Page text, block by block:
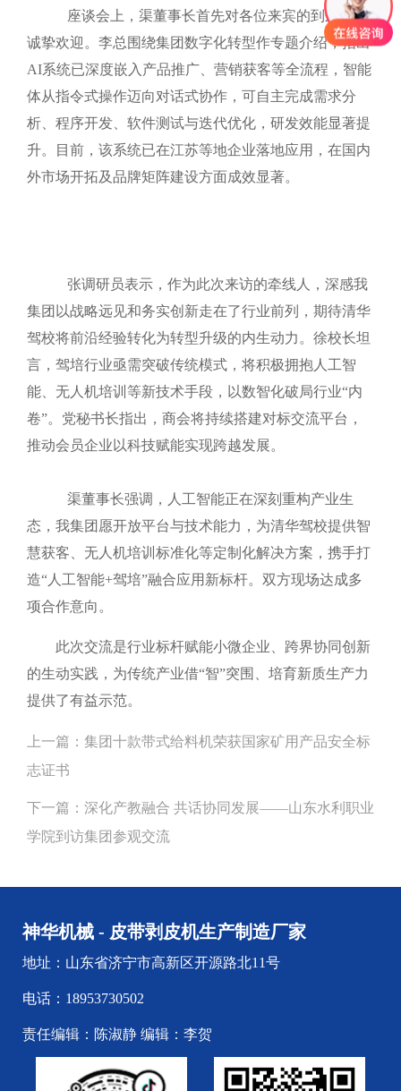
座谈会上，渠董事长首先对各位来宾的到来表示
诚挚欢迎。李总围绕集团数字化转型作专题介绍，指出
AI系统已深度嵌入产品推广、营销获客等全流程，智能
体从指令式操作迈向对话式协作，可自主完成需求分
析、程序开发、软件测试与迭代优化，研发效能显著提
升。目前，该系统已在江苏等地企业落地应用，在国内
外市场开拓及品牌矩阵建设方面成效显著。
张调研员表示，作为此次来访的牵线人，深感我
集团以战略远见和务实创新走在了行业前列，期待清华
驾校将前沿经验转化为转型升级的内生动力。徐校长坦
言，驾培行业亟需突破传统模式，将积极拥抱人工智
能、无人机培训等新技术手段，以数智化破局行业“内
卷”。党秘书长指出，商会将持续搭建对标交流平台，
推动会员企业以科技赋能实现跨越发展。
渠董事长强调，人工智能正在深刻重构产业生
态，我集团愿开放平台与技术能力，为清华驾校提供智
慧获客、无人机培训标准化等定制化解决方案，携手打
造“人工智能+驾培”融合应用新标杆。双方现场达成多
项合作意向。
此次交流是行业标杆赋能小微企业、跨界协同创新
的生动实践，为传统产业借“智”突围、培育新质生产力
提供了有益示范。
上一篇： 集团十款带式给料机荣获国家矿用产品安全标
志证书
下一篇： 深化产教融合 共话协同发展——山东水利职业
学院到访集团参观交流
神华机械 - 皮带剥皮机生产制造厂家
地址：山东省济宁市高新区开源路北11号
电话：18953730502
责任编辑：陈淑静 编辑：李贺